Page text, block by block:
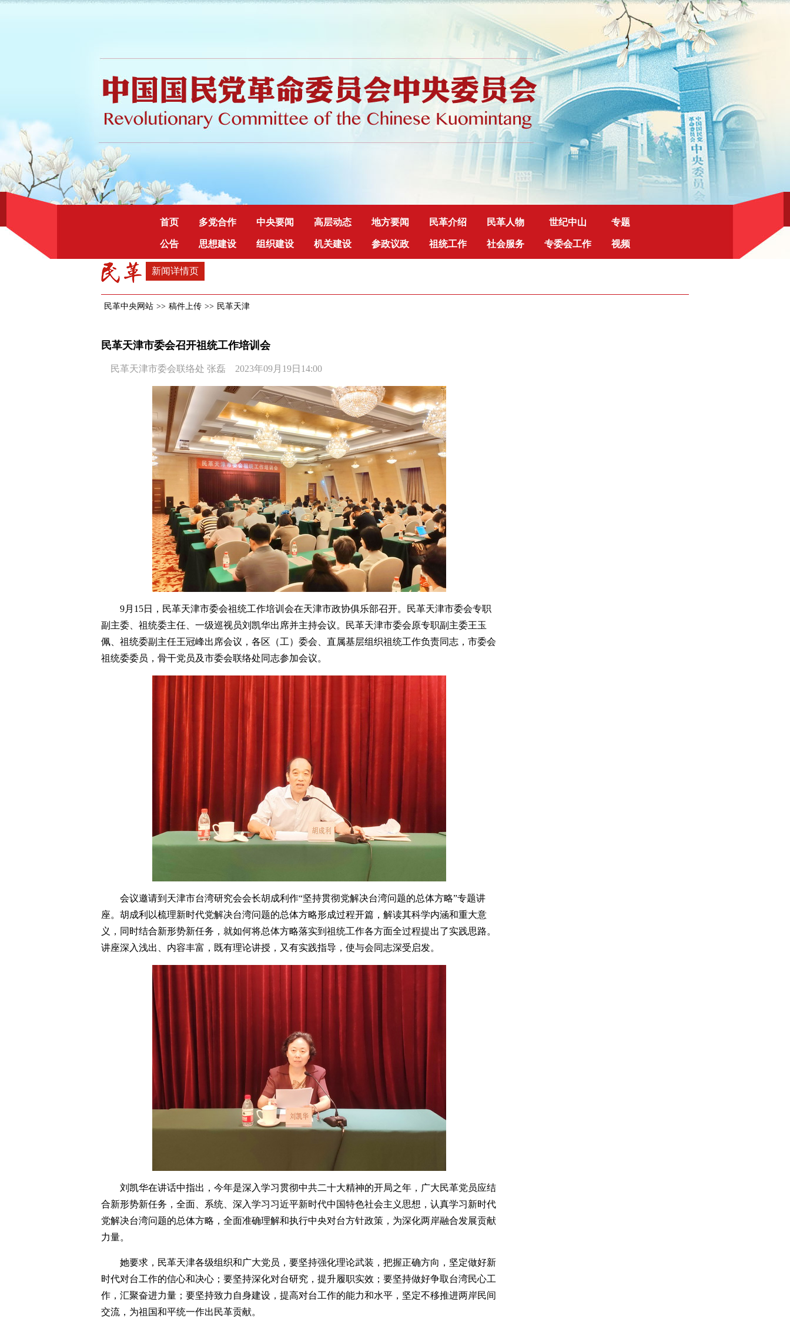
首页 多党合作 中央要闻 高层动态 地方要闻 民革介绍 民革人物 世纪中山 专题
公告 思想建设 组织建设 机关建设 参政议政 祖统工作 社会服务 专委会工作 视频
新闻详情页
民革中央网站 >> 稿件上传 >> 民革天津
民革天津市委会召开祖统工作培训会
民革天津市委会联络处 张磊 2023年09月19日14:00
9月15日，民革天津市委会祖统工作培训会在天津市政协俱乐部召开。民革天津市委会专职
副主委、祖统委主任、一级巡视员刘凯华出席并主持会议。民革天津市委会原专职副主委王玉
佩、祖统委副主任王冠峰出席会议，各区（工）委会、直属基层组织祖统工作负责同志，市委会
祖统委委员，骨干党员及市委会联络处同志参加会议。
会议邀请到天津市台湾研究会会长胡成利作“坚持贯彻党解决台湾问题的总体方略”专题讲
座。胡成利以梳理新时代党解决台湾问题的总体方略形成过程开篇，解读其科学内涵和重大意
义，同时结合新形势新任务，就如何将总体方略落实到祖统工作各方面全过程提出了实践思路。
讲座深入浅出、内容丰富，既有理论讲授，又有实践指导，使与会同志深受启发。
刘凯华在讲话中指出，今年是深入学习贯彻中共二十大精神的开局之年，广大民革党员应结
合新形势新任务，全面、系统、深入学习习近平新时代中国特色社会主义思想，认真学习新时代
党解决台湾问题的总体方略，全面准确理解和执行中央对台方针政策，为深化两岸融合发展贡献
力量。
她要求，民革天津各级组织和广大党员，要坚持强化理论武装，把握正确方向，坚定做好新
时代对台工作的信心和决心；要坚持深化对台研究，提升履职实效；要坚持做好争取台湾民心工
作，汇聚奋进力量；要坚持致力自身建设，提高对台工作的能力和水平，坚定不移推进两岸民间
交流，为祖国和平统一作出民革贡献。